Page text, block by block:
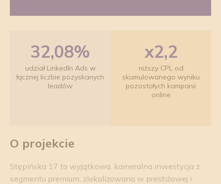
32,08%
udział LinkedIn Ads w
łącznej liczbie pozyskanych
leadów
x2,2
niższy CPL od
skumulowanego wyniku
pozostałych kampanii
online
O projekcie
Stępińska 17 to wyjątkowa, kameralna inwestycja z
segmentu premium, zlokalizowana w prestiżowej i